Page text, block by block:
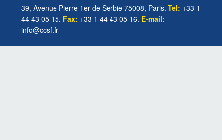
39, Avenue Pierre 1er de Serbie 75008, Paris. Tel: +33 1
44 43 05 15. Fax: +33 1 44 43 05 16. E-mail:
info@ccsf.fr